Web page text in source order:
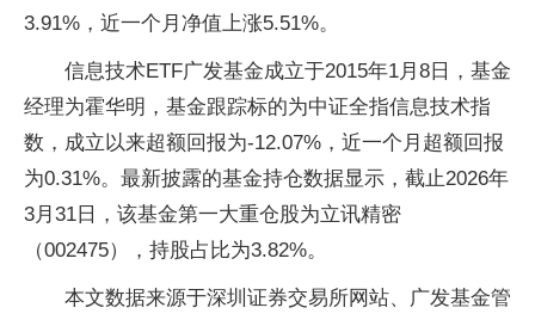
3.91%，近一个月净值上涨5.51%。
信息技术ETF广发基金成立于2015年1月8日，基金
经理为霍华明，基金跟踪标的为中证全指信息技术指
数，成立以来超额回报为-12.07%，近一个月超额回报
为0.31%。最新披露的基金持仓数据显示，截止2026年
3月31日，该基金第一大重仓股为立讯精密
（002475），持股占比为3.82%。
本文数据来源于深圳证券交易所网站、广发基金管